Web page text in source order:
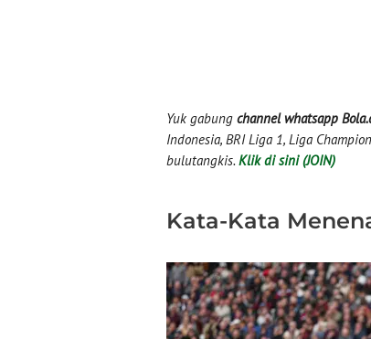
Yuk gabung channel whatsapp
Indonesia, BRI Liga 1, Liga
bulutangkis. Klik di sini (JOIN)
Kata-Kata